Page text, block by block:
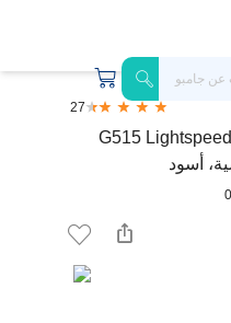
27
لوحة مفاتيح ألعاب لوجيتك G515 Lightspeed